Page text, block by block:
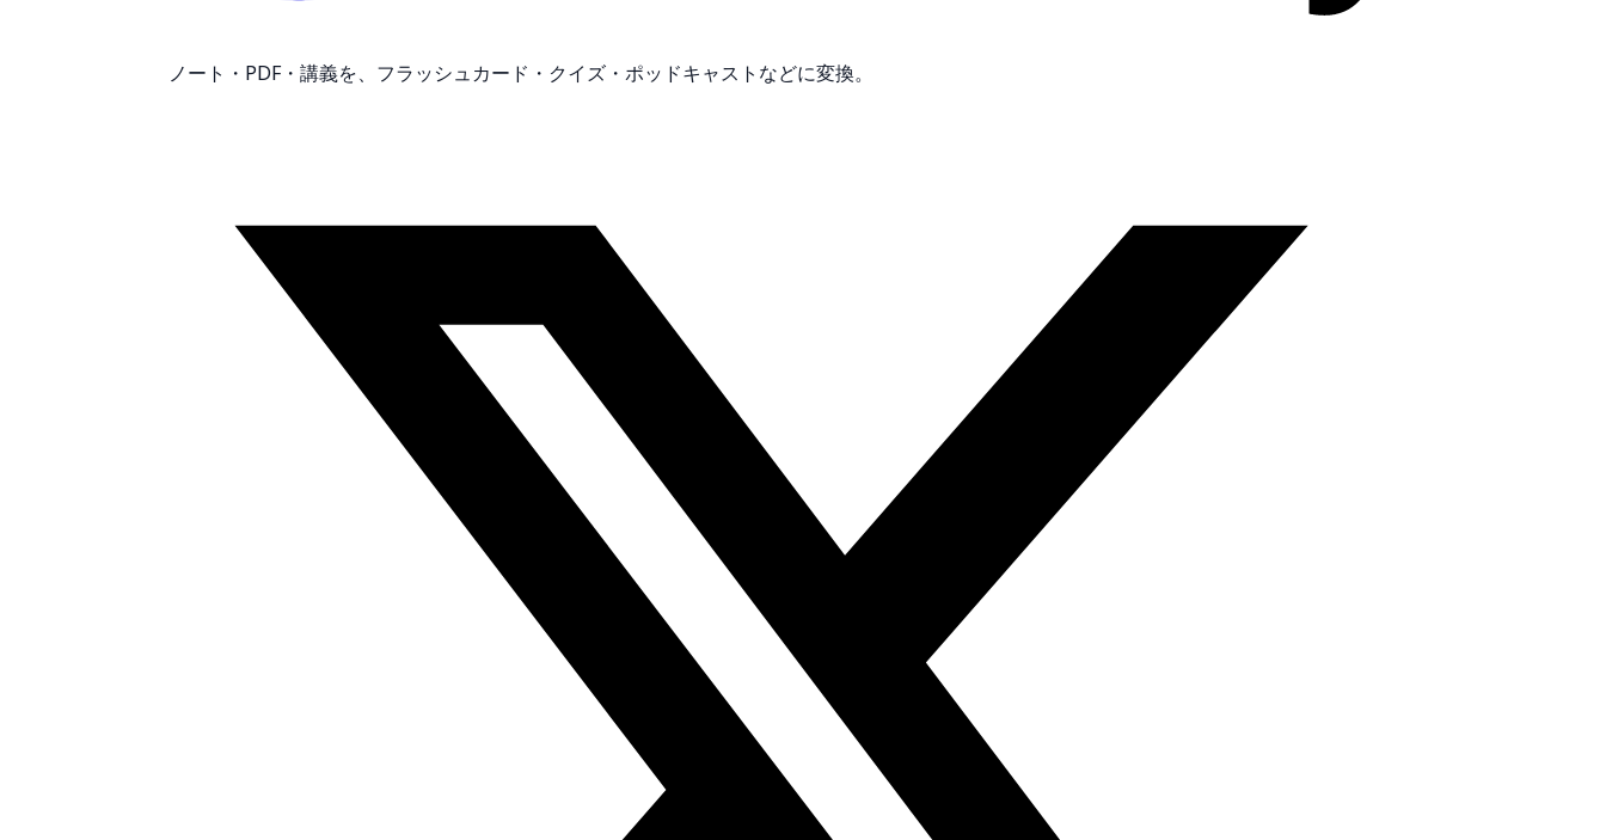
ノート・PDF・講義を、フラッシュカード・クイズ・ポッドキャストなどに変換。